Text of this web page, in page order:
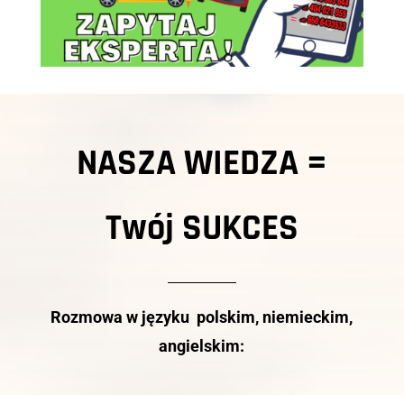
NASZA WIEDZA =
Twój SUKCES
Rozmowa w języku polskim, niemieckim,
angielskim: